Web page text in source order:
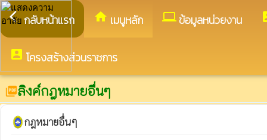
arrow_back_ios กลับหน้าแรก home เมนูหลัก computerข้อมูลหน่วยงาน
account_box โครงสร้างส่วนราชการ
picture_as_pdfลิงค์กฎหมายอื่นๆ
กฎหมายอื่นๆ